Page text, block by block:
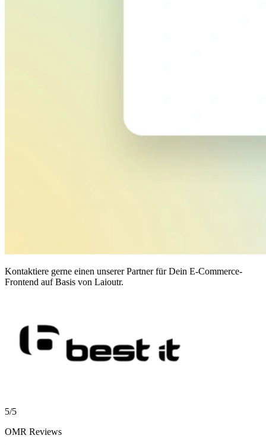
Kontaktiere gerne einen unserer Partner für Dein E-Commerce-
Frontend auf Basis von Laioutr.
5/5
OMR Reviews